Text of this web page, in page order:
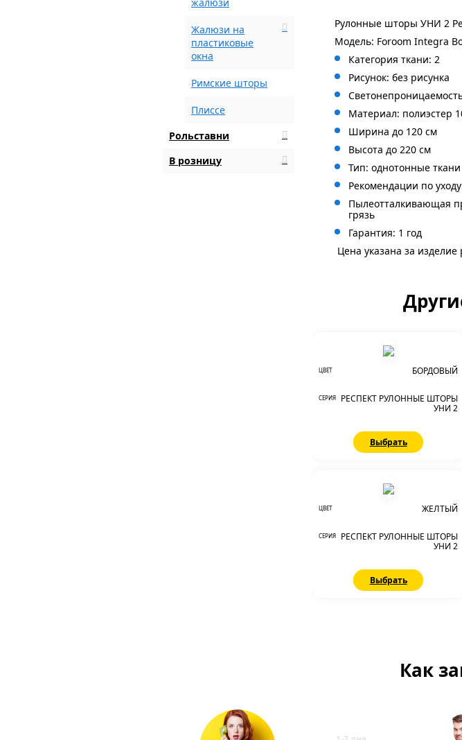
Жалюзи на
пластиковые
окна
Римские шторы
Плиссе
Рольставни
В розницу
Рулонные шторы УНИ 2
Модель: Foroom Integra
Категория ткани: 2
Рисунок: без рисунка
Материал: полиэстер
Ширина до 120 см
Высота до 220 см
Тип: однотонные ткани
Рекомендации по
Пылеотталкивающая
грязь
Гарантия: 1 год
Цена указана за
ЦВЕТ БОРДОВЫЙ
СЕРИЯ
РЕСПЕКТ РУЛОННЫЕ ШТОРЫ
УНИ 2
Выбрать
ЦВЕТ ЖЕЛТЫЙ
СЕРИЯ
РЕСПЕКТ РУЛОННЫЕ ШТОРЫ
УНИ 2
Выбрать
Как